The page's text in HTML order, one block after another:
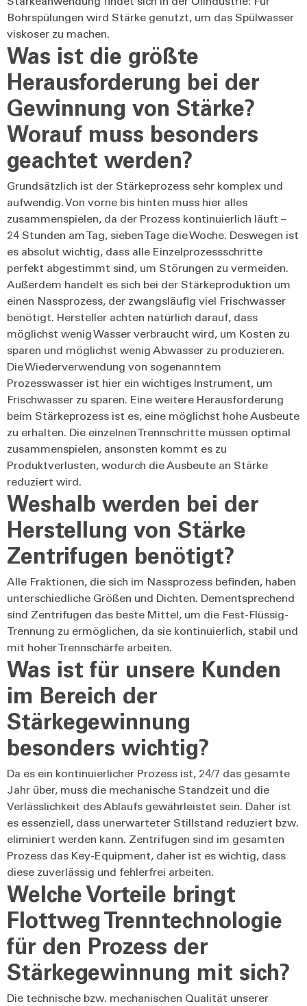
Bohrspülungen wird Stärke genutzt, um das Spülwasser
viskoser zu machen.
Was ist die größte
Herausforderung bei der
Gewinnung von Stärke?
Worauf muss besonders
geachtet werden?
Grundsätzlich ist der Stärkeprozess sehr komplex und
aufwendig. Von vorne bis hinten muss hier alles
zusammenspielen, da der Prozess kontinuierlich läuft –
24 Stunden am Tag, sieben Tage die Woche. Deswegen ist
es absolut wichtig, dass alle Einzelprozessschritte
perfekt abgestimmt sind, um Störungen zu vermeiden.
Außerdem handelt es sich bei der Stärkeproduktion um
einen Nassprozess, der zwangsläufig viel Frischwasser
benötigt. Hersteller achten natürlich darauf, dass
möglichst wenig Wasser verbraucht wird, um Kosten zu
sparen und möglichst wenig Abwasser zu produzieren.
Die Wiederverwendung von sogenanntem
Prozesswasser ist hier ein wichtiges Instrument, um
Frischwasser zu sparen. Eine weitere Herausforderung
beim Stärkeprozess ist es, eine möglichst hohe Ausbeute
zu erhalten. Die einzelnen Trennschritte müssen optimal
zusammenspielen, ansonsten kommt es zu
Produktverlusten, wodurch die Ausbeute an Stärke
reduziert wird.
Weshalb werden bei der
Herstellung von Stärke
Zentrifugen benötigt?
Alle Fraktionen, die sich im Nassprozess befinden, haben
unterschiedliche Größen und Dichten. Dementsprechend
sind Zentrifugen das beste Mittel, um die Fest-Flüssig-
Trennung zu ermöglichen, da sie kontinuierlich, stabil und
mit hoher Trennschärfe arbeiten.
Was ist für unsere Kunden
im Bereich der
Stärkegewinnung
besonders wichtig?
Da es ein kontinuierlicher Prozess ist, 24/7 das gesamte
Jahr über, muss die mechanische Standzeit und die
Verlässlichkeit des Ablaufs gewährleistet sein. Daher ist
es essenziell, dass unerwarteter Stillstand reduziert bzw.
eliminiert werden kann. Zentrifugen sind im gesamten
Prozess das Key-Equipment, daher ist es wichtig, dass
diese zuverlässig und fehlerfrei arbeiten.
Welche Vorteile bringt
Flottweg Trenntechnologie
für den Prozess der
Stärkegewinnung mit sich?
Die technische bzw. mechanischen Qualität unserer